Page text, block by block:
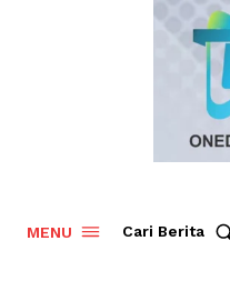
MENU Cari Berita